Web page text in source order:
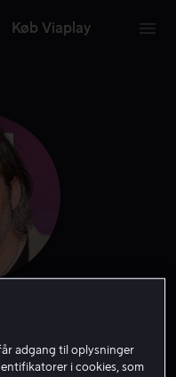
Køb Viaplay
Gæst
adgang til oplysninger
i cookies, som